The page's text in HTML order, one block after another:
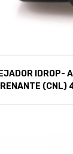
IDROP-
(CNL)